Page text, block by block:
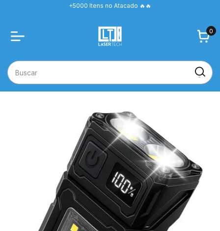
+5000 Itens no Atacado 🔥🔥
0